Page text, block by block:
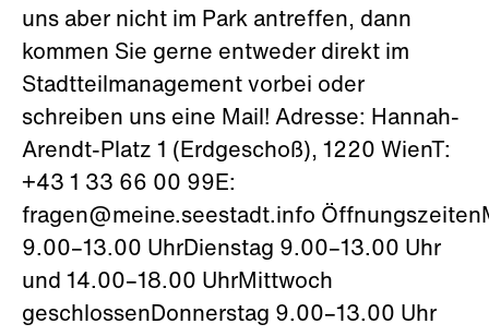
uns aber nicht im Park antreffen, dann
kommen Sie gerne entweder direkt im
Stadtteilmanagement vorbei oder
schreiben uns eine Mail! Adresse: Hannah-
Arendt-Platz 1 (Erdgeschoß), 1220 WienT:
+43 1 33 66 00 99E:
fragen@meine.seestadt.info
9.00–13.00 UhrDienstag 9.00–13.00 Uhr
und 14.00–18.00 UhrMittwoch
geschlossenDonnerstag 9.00–13.00 Uhr